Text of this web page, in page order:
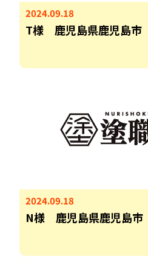
2024.09.18
T様 鹿児島県鹿児島市
2024.09.18
N様 鹿児島県鹿児島市